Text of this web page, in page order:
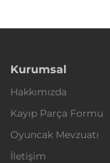
Kurumsal
Hakkımızda
Kayıp Parça Formu
Oyuncak Mevzuatı
İletişim